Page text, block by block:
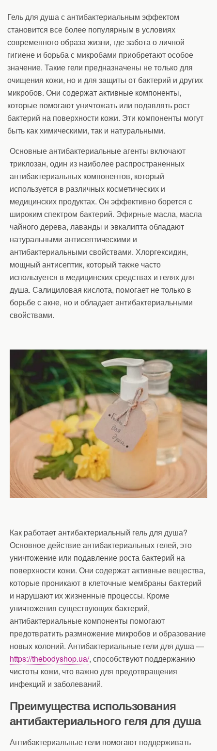
Гель для душа с антибактериальным эффектом
становится все более популярным в условиях
современного образа жизни, где забота о личной
гигиене и борьба с микробами приобретают особое
значение. Такие гели предназначены не только для
очищения кожи, но и для защиты от бактерий и других
микробов. Они содержат активные компоненты,
которые помогают уничтожать или подавлять рост
бактерий на поверхности кожи. Эти компоненты могут
быть как химическими, так и натуральными.
Основные антибактериальные агенты включают
триклозан, один из наиболее распространенных
антибактериальных компонентов, который
используется в различных косметических и
медицинских продуктах. Он эффективно борется с
широким спектром бактерий. Эфирные масла, масла
чайного дерева, лаванды и эвкалипта обладают
натуральными антисептическими и
антибактериальными свойствами. Хлоргексидин,
мощный антисептик, который также часто
используется в медицинских средствах и гелях для
душа. Салициловая кислота, помогает не только в
борьбе с акне, но и обладает антибактериальными
свойствами.
Как работает антибактериальный гель для душа?
Основное действие антибактериальных гелей, это
уничтожение или подавление роста бактерий на
поверхности кожи. Они содержат активные вещества,
которые проникают в клеточные мембраны бактерий
и нарушают их жизненные процессы. Кроме
уничтожения существующих бактерий,
антибактериальные компоненты помогают
предотвратить размножение микробов и образование
новых колоний. Антибактериальные гели для душа —
https://thebodyshop.ua/, способствуют поддержанию
чистоты кожи, что важно для предотвращения
инфекций и заболеваний.
Преимущества использования
антибактериального геля для душа
Антибактериальные гели помогают поддерживать